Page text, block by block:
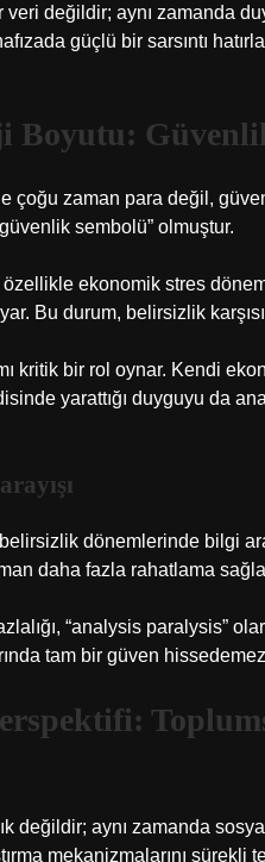
değildir; aynı zamanda
güçlü bir sarsıntı
çoğu zaman para değil,
sembolü” olmuştur.
özellikle ekonomik stres
Bu durum, belirsizlik
kritik bir rol oynar. Kendi
yarattığı duyguyu da
dönemlerinde bilgi
daha fazla rahatlama
“analysis paralysis”
tam bir güven
değildir; aynı zamanda
mekanizmalarını sürekli